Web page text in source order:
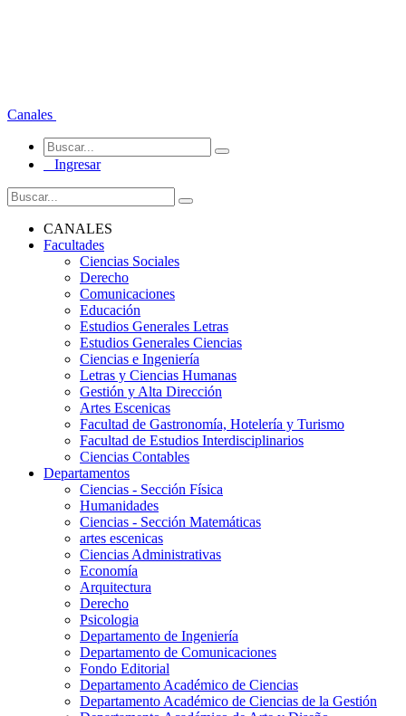
Canales
Ingresar
CANALES
Facultades
Ciencias Sociales
Derecho
Comunicaciones
Educación
Estudios Generales Letras
Estudios Generales Ciencias
Ciencias e Ingeniería
Letras y Ciencias Humanas
Gestión y Alta Dirección
Artes Escenicas
Facultad de Gastronomía, Hotelería y Turismo
Facultad de Estudios Interdisciplinarios
Ciencias Contables
Departamentos
Ciencias - Sección Física
Humanidades
Ciencias - Sección Matemáticas
artes escenicas
Ciencias Administrativas
Economía
Arquitectura
Derecho
Psicologia
Departamento de Ingeniería
Departamento de Comunicaciones
Fondo Editorial
Departamento Académico de Ciencias
Departamento Académico de Ciencias de la Gestión